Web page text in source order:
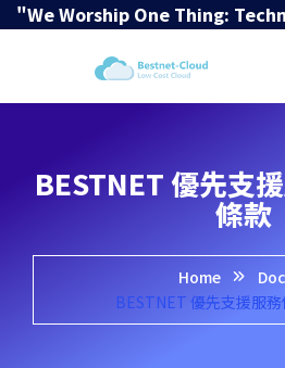
"We Worship One Thing:
BESTNET 優先支
條款
Home
BESTNET 優先支援服